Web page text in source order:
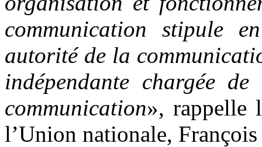
communication stipule
autorité de la
indépendante chargée
communication», rappelle
l’Union nationale,